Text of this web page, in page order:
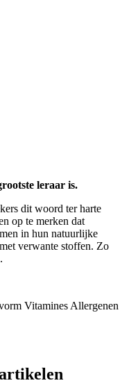
leraar is.
dit woord ter harte
op te merken dat
in hun natuurlijke
verwante stoffen. Zo
Vitamines Allergenen